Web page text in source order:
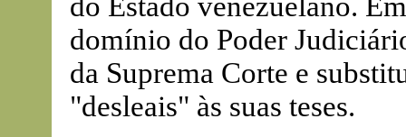
domínio do Poder
da Suprema Corte e
"desleais" às suas teses.